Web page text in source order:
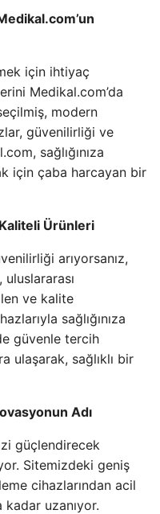
için ihtiyaç
Medikal.com’da
modern
güvenilirliği ve
sağlığınıza
için çaba harcayan bir
Ürünleri
arıyorsanız,
ve kalite
sağlığınıza
güvenle tercih
ulaşarak, sağlıklı bir
Adı
güçlendirecek
Sitemizdeki geniş
cihazlarından acil
uzanıyor.